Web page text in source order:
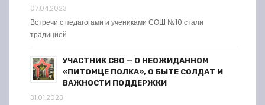
07.04.2023
Встречи с педагогами и учениками СОШ №10 стали
традицией
УЧАСТНИК СВО — О НЕОЖИДАННОМ
«ПИТОМЦЕ ПОЛКА», О БЫТЕ СОЛДАТ И
ВАЖНОСТИ ПОДДЕРЖКИ
31.01.2023